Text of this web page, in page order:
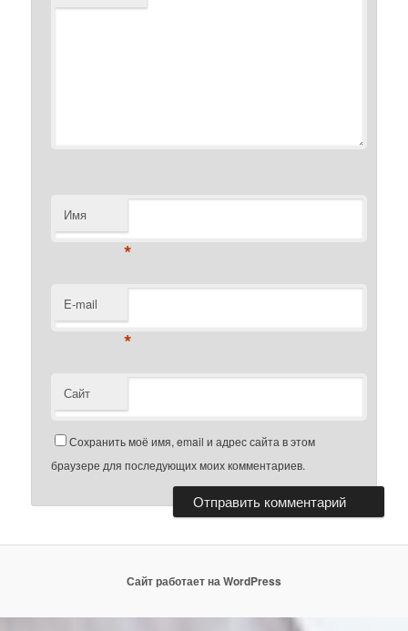
Имя
*
E-mail
*
Сайт
Сохранить моё имя, email и адрес сайта в этом
браузере для последующих моих комментариев.
Сайт работает на WordPress